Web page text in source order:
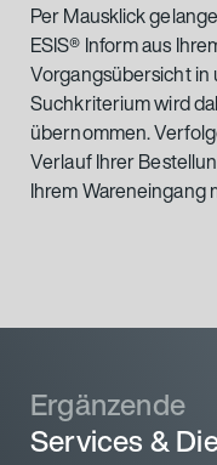
Per Mausklick
ESIS® Inform aus
Vorgangsübersicht in
Suchkriterium wird
übernommen.
Verlauf Ihrer
Ihrem
Ergänzende
Services &